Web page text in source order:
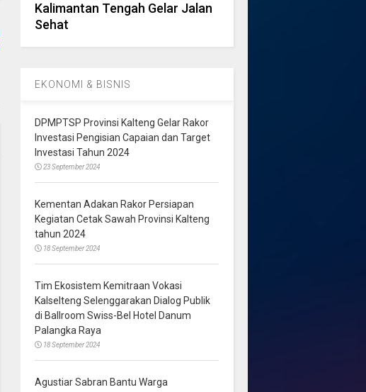
Kalimantan Tengah Gelar Jalan
Sehat
EKONOMI & BISNIS
DPMPTSP Provinsi Kalteng Gelar Rakor
Investasi Pengisian Capaian dan Target
Investasi Tahun 2024
23 September 2024
Kementan Adakan Rakor Persiapan
Kegiatan Cetak Sawah Provinsi Kalteng
tahun 2024
18 September 2024
Tim Ekosistem Kemitraan Vokasi
Kalselteng Selenggarakan Dialog Publik
di Ballroom Swiss-Bel Hotel Danum
Palangka Raya
18 September 2024
Agustiar Sabran Bantu Warga